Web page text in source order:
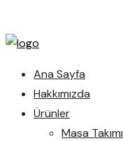
Ana Sayfa
Hakkımızda
Ürünler
Masa Takımı